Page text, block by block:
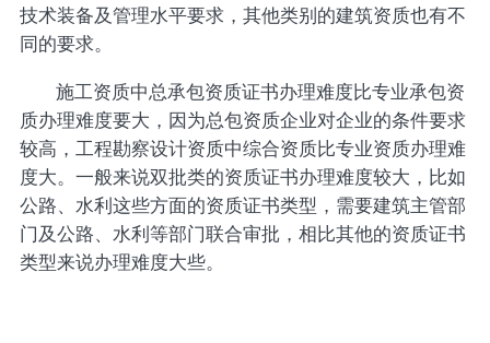
技术装备及管理水平要求，其他类别的建筑资质也有不
同的要求。
施工资质中总承包资质证书办理难度比专业承包资
质办理难度要大，因为总包资质企业对企业的条件要求
较高，工程勘察设计资质中综合资质比专业资质办理难
度大。一般来说双批类的资质证书办理难度较大，比如
公路、水利这些方面的资质证书类型，需要建筑主管部
门及公路、水利等部门联合审批，相比其他的资质证书
类型来说办理难度大些。